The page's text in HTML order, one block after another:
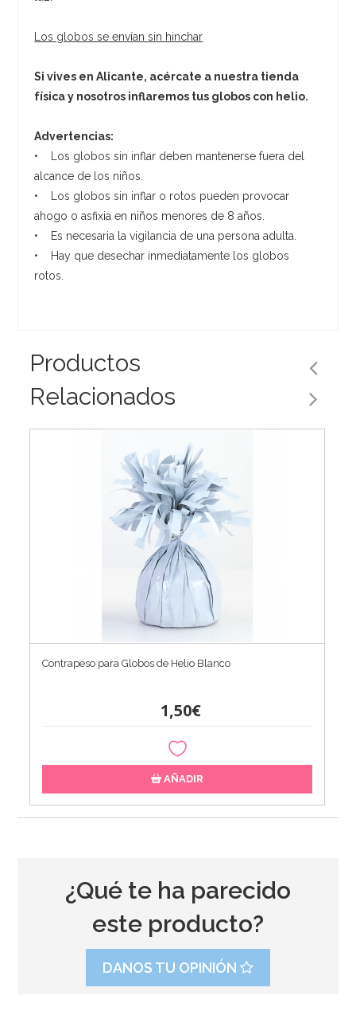
Los globos se envían sin hinchar
Si vives en Alicante, acércate a nuestra tienda
física y nosotros inflaremos tus globos con helio.
Advertencias:
• Los globos sin inflar deben mantenerse fuera del
alcance de los niños.
• Los globos sin inflar o rotos pueden provocar
ahogo o asfixia en niños menores de 8 años.
• Es necesaria la vigilancia de una persona adulta.
• Hay que desechar inmediatamente los globos
rotos.
Productos
Relacionados
Contrapeso para Globos de Helio Blanco
1,50€
AÑADIR
¿Qué te ha parecido
este producto?
DANOS TU OPINIÓN